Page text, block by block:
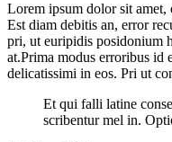
Lorem ipsum dolor sit amet,
Est diam debitis an, error
pri, ut euripidis posidonium
at.Prima modus erroribus id
delicatissimi in eos. Pri ut
Et qui falli latine
scribentur mel in.